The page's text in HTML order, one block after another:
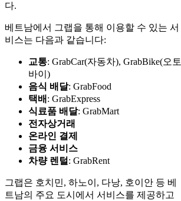
다.
베트남에서 그랩을 통해 이용할 수 있는 서
비스는 다음과 같습니다:
교통: GrabCar(자동차), GrabBike(오토
바이)
음식 배달: GrabFood
택배 : GrabExpress
식료품 배달: GrabMart
전자상거래
온라인 결제
금융 서비스
차량 렌털 : GrabRent
그랩은 호치민, 하노이, 다낭, 호이안 등 베
트남의 주요 도시에서 서비스를 제공하고